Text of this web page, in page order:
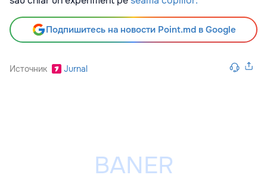
Подпишитесь на новости Point.md в Google
Источник Jurnal